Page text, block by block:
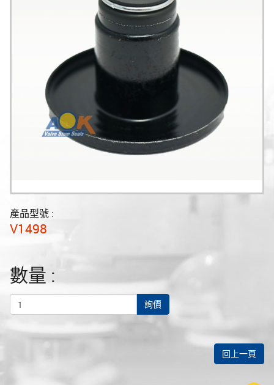
產品型號 :
V1498
數量 :
詢價
回上一頁